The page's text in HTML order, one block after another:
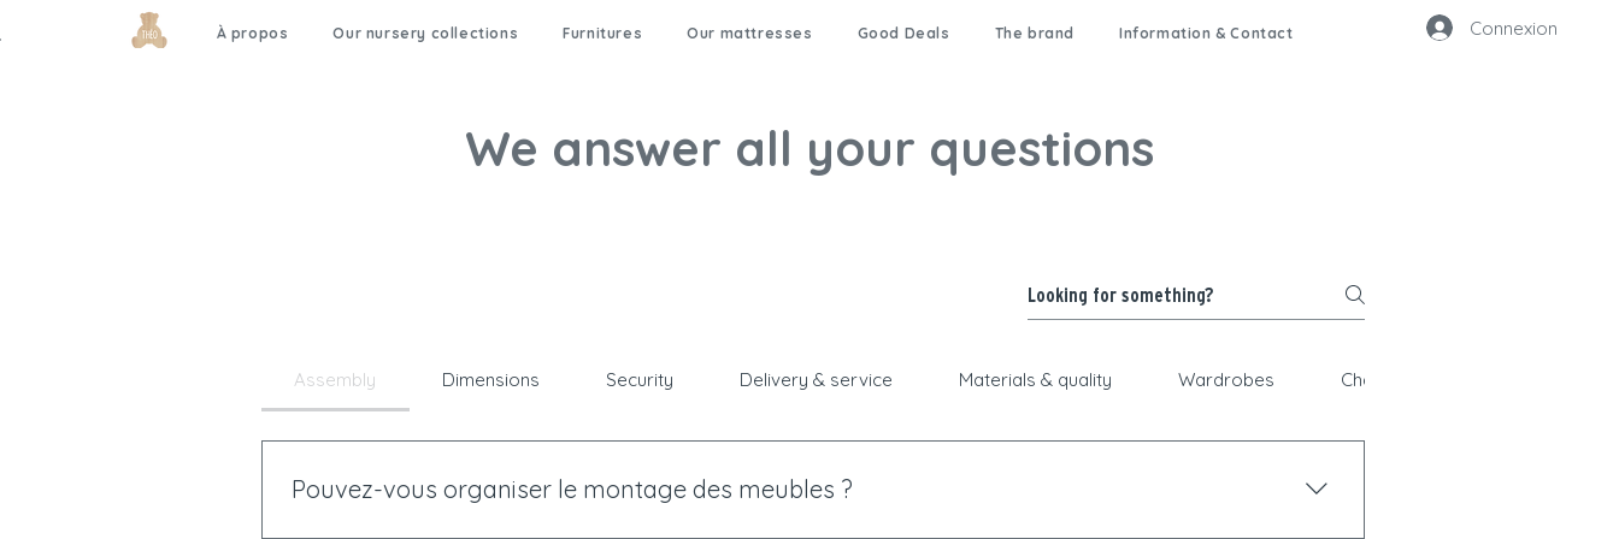
À propos Our nursery collections Furnitures Our mattresses Good Deals The brand Information & Contact Connexion
We answer all your questions
Assembly Dimensions Security Delivery & service Materials & quality Wardrobes Changing tables & changing
Pouvez-vous organiser le montage des meubles ?